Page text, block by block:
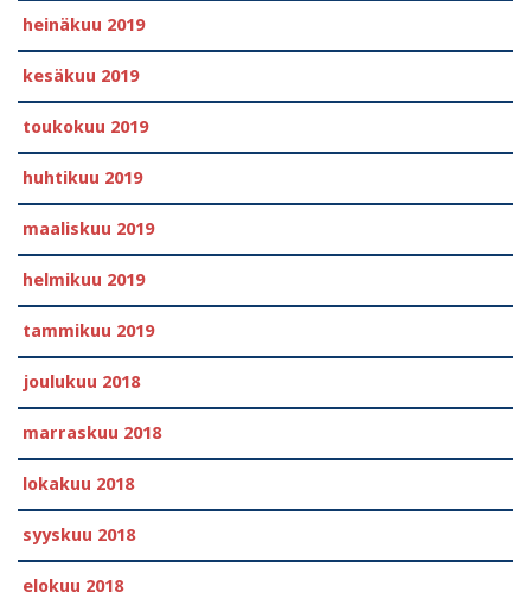
heinäkuu 2019
kesäkuu 2019
toukokuu 2019
huhtikuu 2019
maaliskuu 2019
helmikuu 2019
tammikuu 2019
joulukuu 2018
marraskuu 2018
lokakuu 2018
syyskuu 2018
elokuu 2018